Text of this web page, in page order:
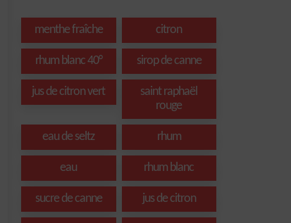
menthe fraîche citron
rhum blanc 40° sirop de canne
jus de citron vert
saint raphaël
rouge
eau de seltz rhum
eau rhum blanc
sucre de canne jus de citron